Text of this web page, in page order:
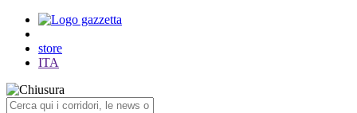
store
ITA